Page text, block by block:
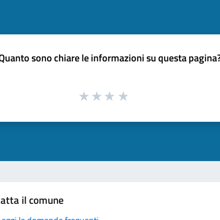
sono chiare le informazioni su questa
il comune